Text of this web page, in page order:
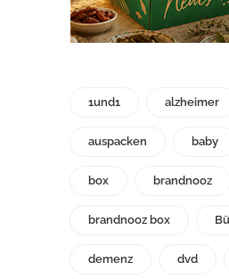
1und1 alzheimer
auspacken baby
box brandnooz
brandnooz box
demenz dvd